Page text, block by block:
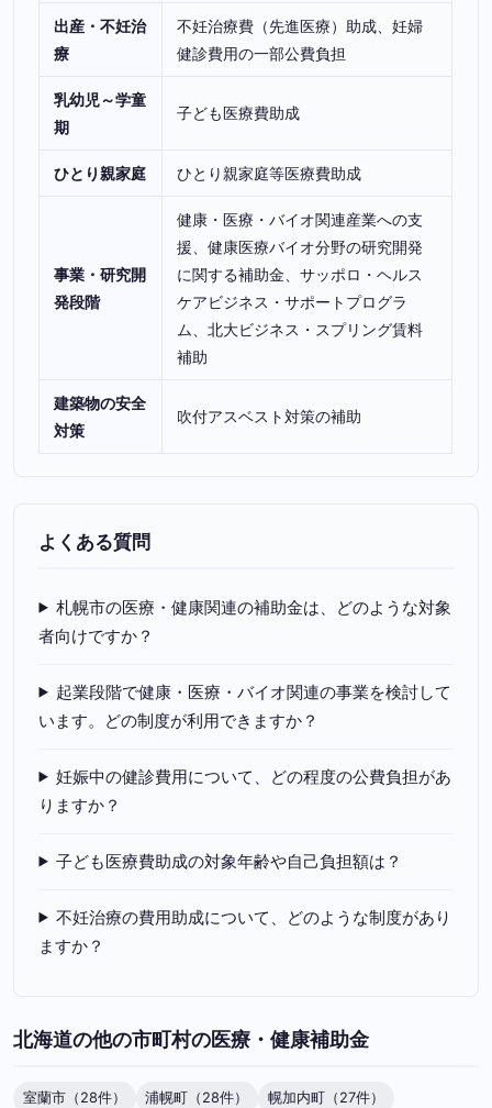
出産・不妊治
療
不妊治療費（先進医療）助成、妊婦
健診費用の一部公費負担
乳幼児～学童
期
子ども医療費助成
ひとり親家庭 ひとり親家庭等医療費助成
事業・研究開
発段階
健康・医療・バイオ関連産業への支
援、健康医療バイオ分野の研究開発
に関する補助金、サッポロ・ヘルス
ケアビジネス・サポートプログラ
ム、北大ビジネス・スプリング賃料
補助
建築物の安全
対策
吹付アスベスト対策の補助
よくある質問
札幌市の医療・健康関連の補助金は、どのような対象
者向けですか？
起業段階で健康・医療・バイオ関連の事業を検討して
います。どの制度が利用できますか？
妊娠中の健診費用について、どの程度の公費負担があ
りますか？
子ども医療費助成の対象年齢や自己負担額は？
不妊治療の費用助成について、どのような制度があり
ますか？
北海道の他の市町村の医療・健康補助金
室蘭市（28件） 浦幌町（28件）
幌加内町（27件）